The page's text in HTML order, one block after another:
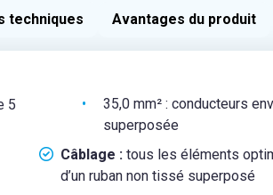
techniques Avantages du produit
5
35,0 mm² : conducteurs
superposée
Câblage :tous les éléments
d’un ruban non tissé superposé